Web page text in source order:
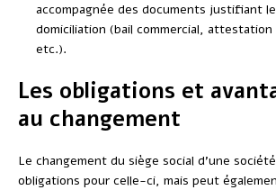
accompagnée des documents justifiant
domiciliation (bail commercial, attestation
etc.).
Les obligations et
au changement
Le changement du siège social d’une
obligations pour celle-ci, mais peut